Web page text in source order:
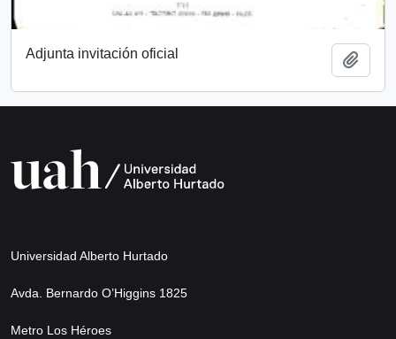
Adjunta invitación oficial
Universidad Alberto Hurtado
Avda. Bernardo O’Higgins 1825
Metro Los Héroes